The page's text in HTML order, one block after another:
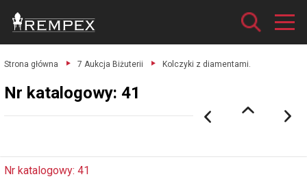
Strona główna 7 Aukcja Biżuterii Kolczyki z diamentami.
Nr katalogowy: 41
Nr katalogowy: 41